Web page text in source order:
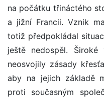
na počátku třináctého
a jižní Francii. Vznik
totiž předpokládal
ještě nedospěl.
neosvojily zásady
aby na jejich základě
proti současným